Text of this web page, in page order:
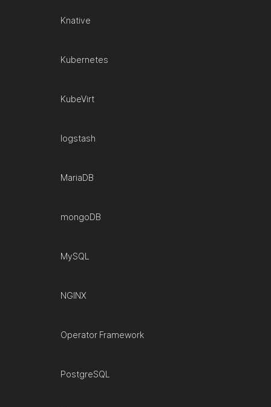
Knative
Kubernetes
KubeVirt
logstash
MariaDB
mongoDB
MySQL
NGINX
Operator Framework
PostgreSQL